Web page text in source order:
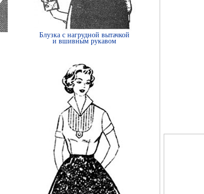
Блузка с нагрудной вытачкой
и вшивным рукавом